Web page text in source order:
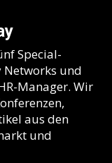
Special-
Networks und
Manager. Wir
aus den
und